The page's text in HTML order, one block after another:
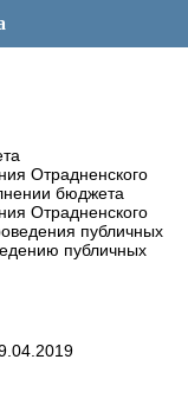
Отрадненского
бюджета
Отрадненского
публичных
публичных